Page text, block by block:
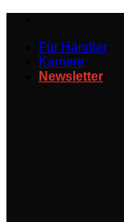
springenFür Händler
Karriere
Newsletter